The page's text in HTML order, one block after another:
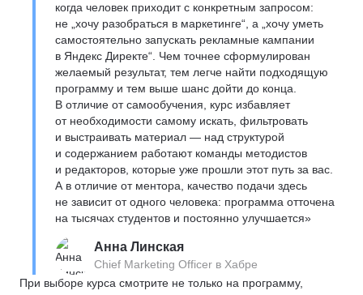
когда человек приходит с конкретным запросом:
не „хочу разобраться в маркетинге“, а „хочу уметь
самостоятельно запускать рекламные кампании
в Яндекс Директе“. Чем точнее сформулирован
желаемый результат, тем легче найти подходящую
программу и тем выше шанс дойти до конца.
В отличие от самообучения, курс избавляет
от необходимости самому искать, фильтровать
и выстраивать материал — над структурой
и содержанием работают команды методистов
и редакторов, которые уже прошли этот путь за вас.
А в отличие от ментора, качество подачи здесь
не зависит от одного человека: программа отточена
на тысячах студентов и постоянно улучшается»
Анна Линская
Chief Marketing Officer в Хабре
При выборе курса смотрите не только на программу,